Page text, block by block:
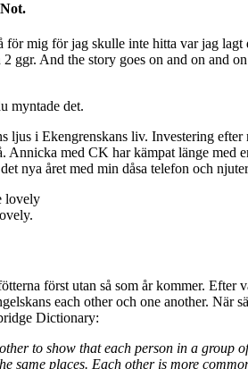
för mig för jag skulle inte hitta var jag
2 ggr. And the story goes on and on and
myntade det.
ljus i Ekengrenskans liv. Investering
med CK har kämpat länge med
nya året med min dåsa telefon och
först utan så som år kommer.
each other och one another.
Dictionary:
to show that each person in a group
same places. Each other is more